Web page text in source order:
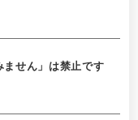
ません」は禁止です